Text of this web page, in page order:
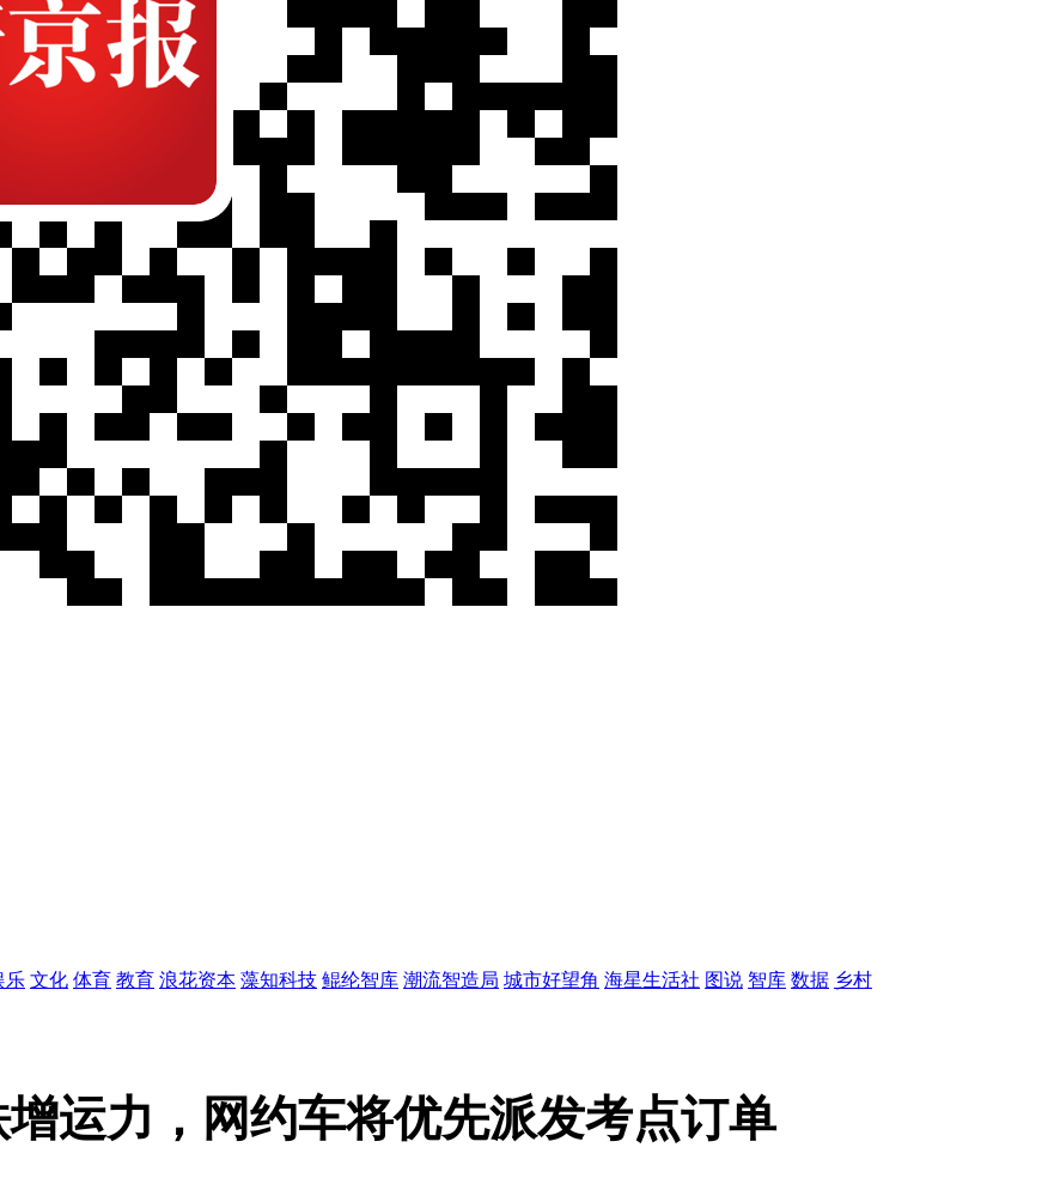
乐 文化 体育 教育 浪花资本 藻知科技 鲲纶智库 潮流智造局 城市好望角 海星生活社 图说 智库 数据 乡村
运力，网约车将优先派发考点订单